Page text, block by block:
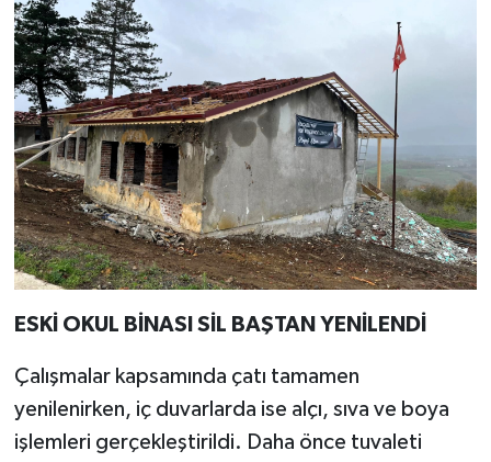
ESKİ OKUL BİNASI SİL BAŞTAN YENİLENDİ
Çalışmalar kapsamında çatı tamamen
yenilenirken, iç duvarlarda ise alçı, sıva ve boya
işlemleri gerçekleştirildi. Daha önce tuvaleti